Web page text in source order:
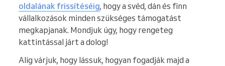
oldalának frissítéséig, hogy a svéd, dán és finn
vállalkozások minden szükséges támogatást
megkapjanak. Mondjuk úgy, hogy rengeteg
kattintással járt a dolog!
Alig várjuk, hogy lássuk, hogyan fogadják majd a